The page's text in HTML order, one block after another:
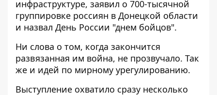
инфраструктуре, заявил о 700-тысячной
группировке россиян в Донецкой области
и назвал День России "днем бойцов".
Ни слова о том, когда закончится
развязанная им война, не прозвучало. Так
же и идей по мирному урегулированию.
Выступление охватило сразу несколько